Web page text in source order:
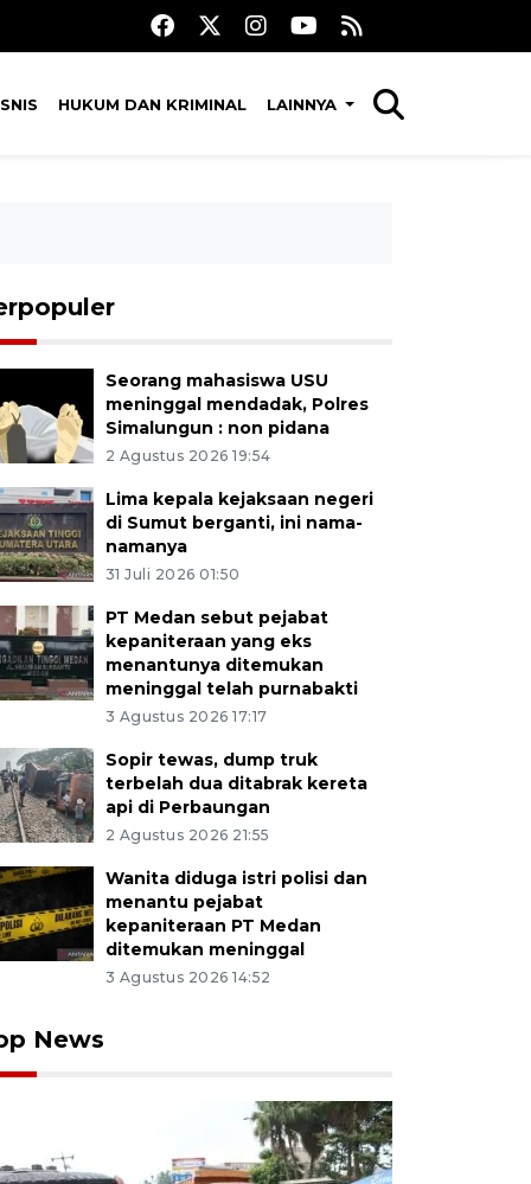
HUKUM DAN KRIMINAL LAINNYA
Seorang mahasiswa USU
meninggal mendadak, Polres
Simalungun : non pidana
2 Agustus 2026 19:54
Lima kepala kejaksaan negeri
di Sumut berganti, ini nama-
namanya
31 Juli 2026 01:50
PT Medan sebut pejabat
kepaniteraan yang eks
menantunya ditemukan
meninggal telah purnabakti
3 Agustus 2026 17:17
Sopir tewas, dump truk
terbelah dua ditabrak kereta
api di Perbaungan
2 Agustus 2026 21:55
Wanita diduga istri polisi dan
menantu pejabat
kepaniteraan PT Medan
ditemukan meninggal
3 Agustus 2026 14:52
News